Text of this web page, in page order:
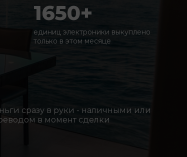
1650+
единиц электроники выкуплено
только в этом месяце
сразу в руки - наличными или
в момент сделки